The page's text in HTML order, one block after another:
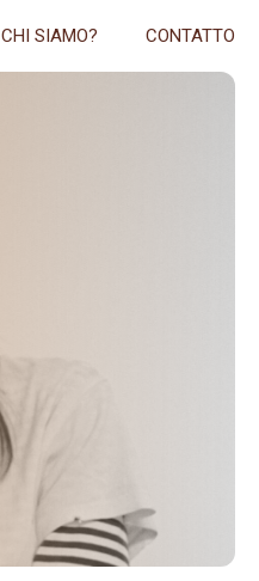
CHI SIAMO? CONTATTO